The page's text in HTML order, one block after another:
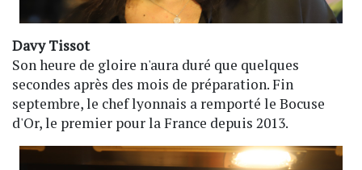
Davy Tissot
Son heure de gloire n'aura duré que quelques
secondes après des mois de préparation. Fin
septembre, le chef lyonnais a remporté le Bocuse
d'Or, le premier pour la France depuis 2013.